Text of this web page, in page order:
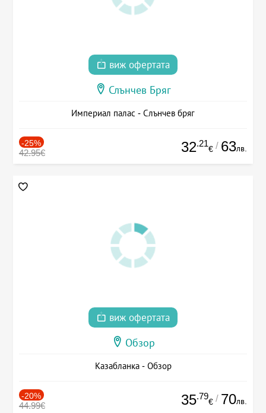
виж офертата
Слънчев Бряг
Империал палас - Слънчев бряг
-25%
42.95€ 32.21
€ / 63лв.
виж офертата
Обзор
Казабланка - Обзор
-20%
44.99€ 35.79
€ / 70лв.